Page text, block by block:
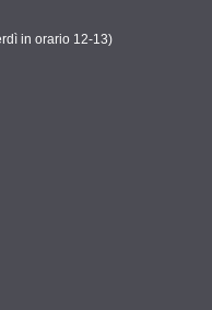
in orario 12-13)